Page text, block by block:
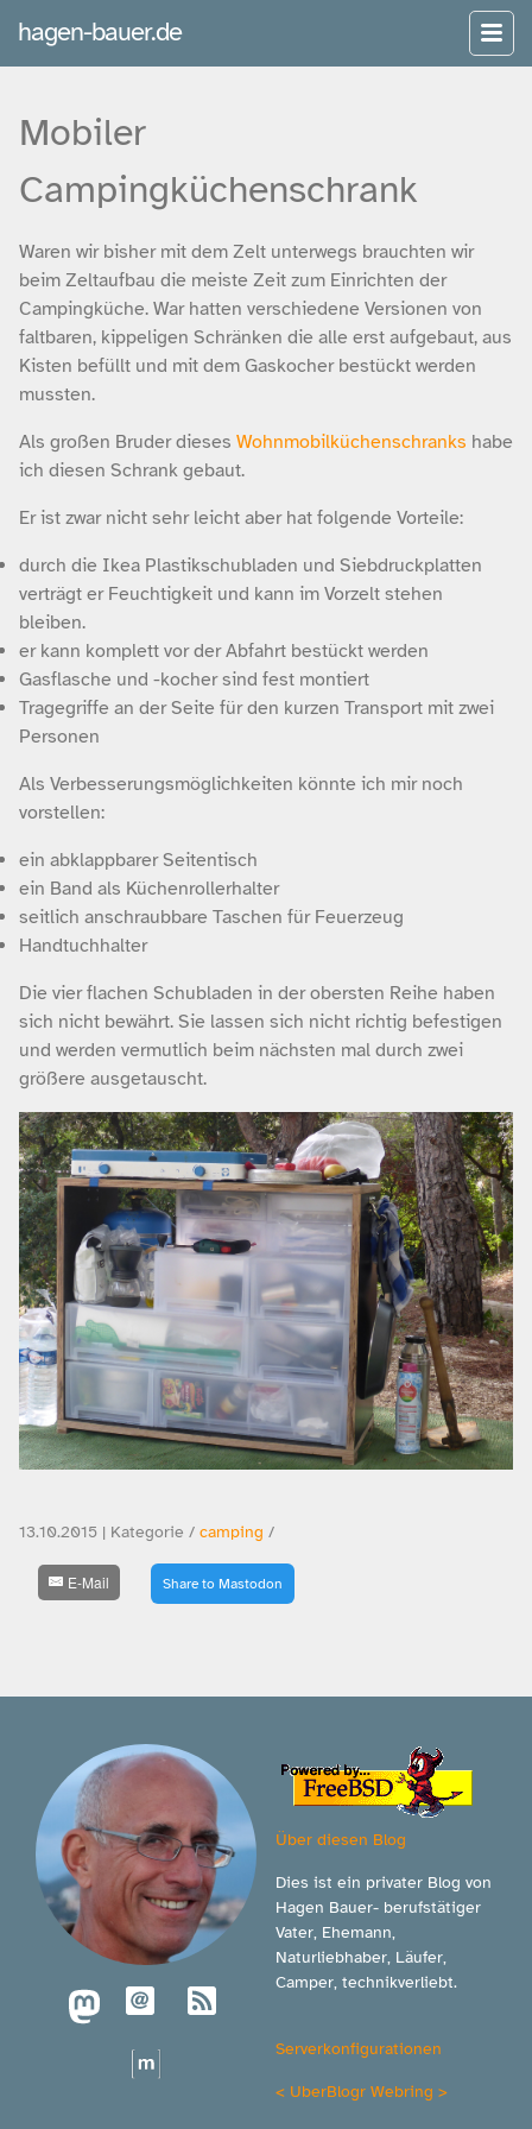
hagen-bauer.de
Mobiler
Campingküchenschrank
Waren wir bisher mit dem Zelt unterwegs brauchten wir
beim Zeltaufbau die meiste Zeit zum Einrichten der
Campingküche. War hatten verschiedene Versionen von
faltbaren, kippeligen Schränken die alle erst aufgebaut, aus
Kisten befüllt und mit dem Gaskocher bestückt werden
mussten.
Als großen Bruder dieses Wohnmobilküchenschranks habe
ich diesen Schrank gebaut.
Er ist zwar nicht sehr leicht aber hat folgende Vorteile:
durch die Ikea Plastikschubladen und Siebdruckplatten
verträgt er Feuchtigkeit und kann im Vorzelt stehen
bleiben.
er kann komplett vor der Abfahrt bestückt werden
Gasflasche und -kocher sind fest montiert
Tragegriffe an der Seite für den kurzen Transport mit zwei
Personen
Als Verbesserungsmöglichkeiten könnte ich mir noch
vorstellen:
ein abklappbarer Seitentisch
ein Band als Küchenrollerhalter
seitlich anschraubbare Taschen für Feuerzeug
Handtuchhalter
Die vier flachen Schubladen in der obersten Reihe haben
sich nicht bewährt. Sie lassen sich nicht richtig befestigen
und werden vermutlich beim nächsten mal durch zwei
größere ausgetauscht.
13.10.2015 | Kategorie / camping /
E-Mail Share to Mastodon
Über diesen Blog
Dies ist ein privater Blog von
Hagen Bauer- berufstätiger
Vater, Ehemann,
Naturliebhaber, Läufer,
Camper, technikverliebt.
Serverkonfigurationen
< UberBlogr Webring >